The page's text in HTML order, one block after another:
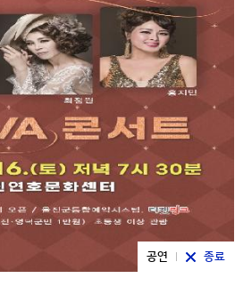
공연 종료